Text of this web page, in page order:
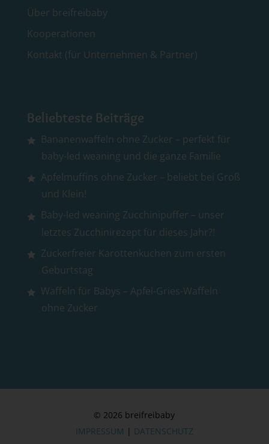
Über breifreibaby
Kooperationen
Kontakt (für Unternehmen & Partner)
Beliebteste Beiträge
Bananenwaffeln ohne Zucker – perfekt für
baby-led weaning und die ganze Familie
Apfelmuffins ohne Zucker – beliebt bei Groß
und Klein!
Baby-led weaning Zucchinipuffer – unser
letztes Zucchinirezept für dieses Jahr?!
Zuckerfreier Karottenkuchen zum ersten
Geburtstag
Waffeln für Babys – Apfel-Gries-Waffeln
ohne Zucker
© 2026 breifreibaby
IMPRESSUM | DATENSCHUTZ